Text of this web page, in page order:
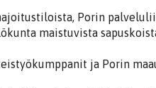
Porin
maistuvista
ja Porin